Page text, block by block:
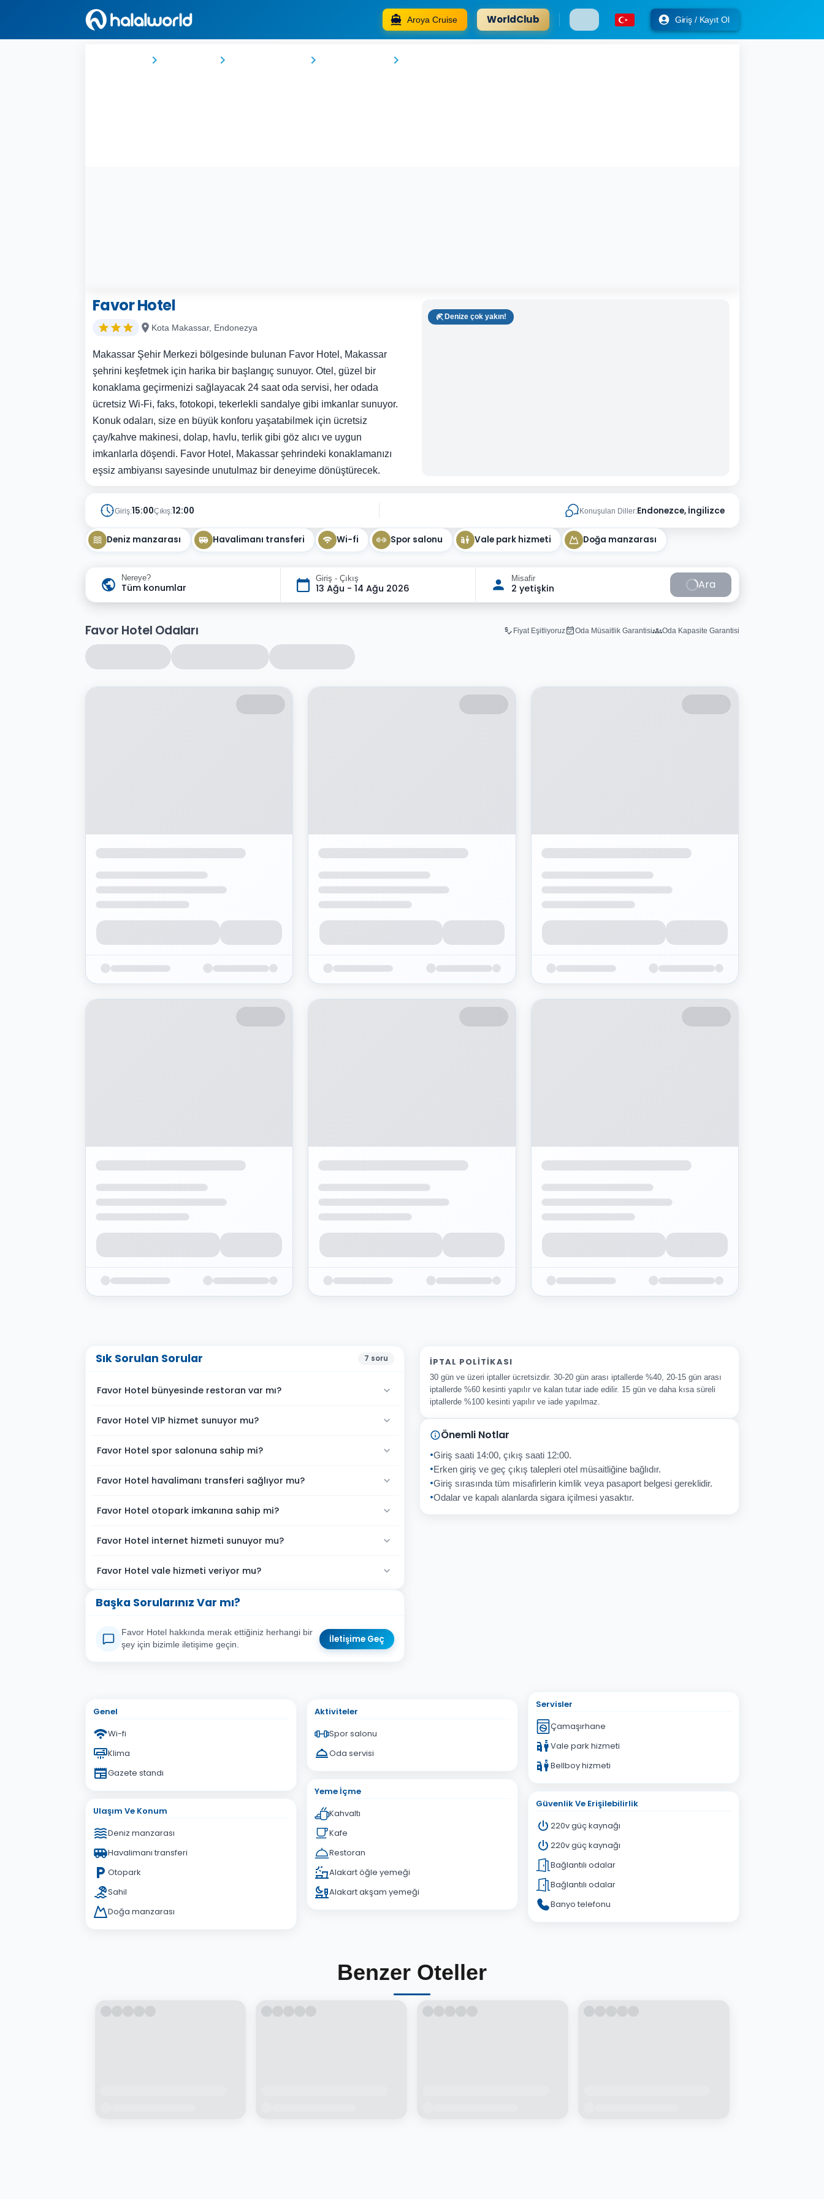
Aroya Cruise WorldClub Giriş / Kayıt Ol
Favor Hotel
Kota Makassar, Endonezya
Makassar Şehir Merkezi bölgesinde bulunan Favor Hotel, Makassar
şehrini keşfetmek için harika bir başlangıç sunuyor. Otel, güzel bir
konaklama geçirmenizi sağlayacak 24 saat oda servisi, her odada
ücretsiz Wi-Fi, faks, fotokopi, tekerlekli sandalye gibi imkanlar sunuyor.
Konuk odaları, size en büyük konforu yaşatabilmek için ücretsiz
çay/kahve makinesi, dolap, havlu, terlik gibi göz alıcı ve uygun
imkanlarla döşendi. Favor Hotel, Makassar şehrindeki konaklamanızı
eşsiz ambiyansı sayesinde unutulmaz bir deneyime dönüştürecek.
Denize çok yakın!
Giriş:15:00Çıkış:12:00 Konuşulan Diller:Endonezce, İngilizce
Deniz manzarası Havalimanı transferi Wi-fi Spor salonu Vale park hizmeti Doğa manzarası
Nereye?
Tüm konumlar
Giriş - Çıkış
13 Ağu - 14 Ağu 2026
Misafir
2 yetişkin Ara
Favor Hotel Odaları Fiyat Eşitliyoruz Oda Müsaitlik Garantisi Oda Kapasite Garantisi
Sık Sorulan Sorular 7 soru
Favor Hotel bünyesinde restoran var mı?
Favor Hotel VIP hizmet sunuyor mu?
Favor Hotel spor salonuna sahip mi?
Favor Hotel havalimanı transferi sağlıyor mu?
Favor Hotel otopark imkanına sahip mi?
Favor Hotel internet hizmeti sunuyor mu?
Favor Hotel vale hizmeti veriyor mu?
Başka Sorularınız Var mı?
Favor Hotel hakkında merak ettiğiniz herhangi bir
şey için bizimle iletişime geçin.
İletişime Geç
Sorunuz
İPTAL POLITIKASI
30 gün ve üzeri iptaller ücretsizdir. 30-20 gün arası iptallerde %40, 20-15 gün arası
iptallerde %60 kesinti yapılır ve kalan tutar iade edilir. 15 gün ve daha kısa süreli
iptallerde %100 kesinti yapılır ve iade yapılmaz.
Önemli Notlar
Giriş saati 14:00, çıkış saati 12:00.
Erken giriş ve geç çıkış talepleri otel müsaitliğine bağlıdır.
Giriş sırasında tüm misafirlerin kimlik veya pasaport belgesi gereklidir.
Odalar ve kapalı alanlarda sigara içilmesi yasaktır.
Genel
Wi-fi
Klima
Gazete standı
Ulaşım Ve Konum
Deniz manzarası
Havalimanı transferi
Otopark
Sahil
Doğa manzarası
Aktiviteler
Spor salonu
Oda servisi
Yeme İçme
Kahvaltı
Kafe
Restoran
Alakart öğle yemeği
Alakart akşam yemeği
Servisler
Çamaşırhane
Vale park hizmeti
Bellboy hizmeti
Güvenlik Ve Erişilebilirlik
220v güç kaynağı
220v güç kaynağı
Bağlantılı odalar
Bağlantılı odalar
Banyo telefonu
Benzer Oteller